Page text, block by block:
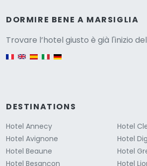
DORMIRE BENE A MARSIGLIA
Trovare l’hotel giusto è già l'inizio
English version
DESTINATIONS
Hotel Annecy
Hotel Avignone
Hotel Beaune
Hotel Besançon
Hotel
Hotel
Hotel
Hotel